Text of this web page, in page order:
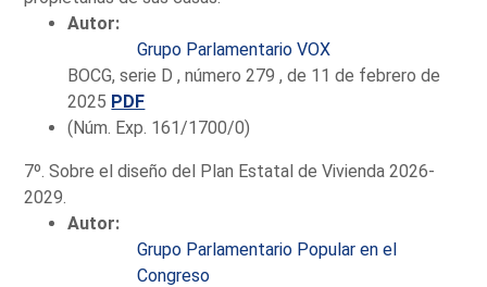
Autor:
Grupo Parlamentario VOX
BOCG, serie D , número 279 , de 11 de febrero de
2025 PDF
(Núm. Exp. 161/1700/0)
7º. Sobre el diseño del Plan Estatal de Vivienda 2026-
2029.
Autor:
Grupo Parlamentario Popular en el
Congreso